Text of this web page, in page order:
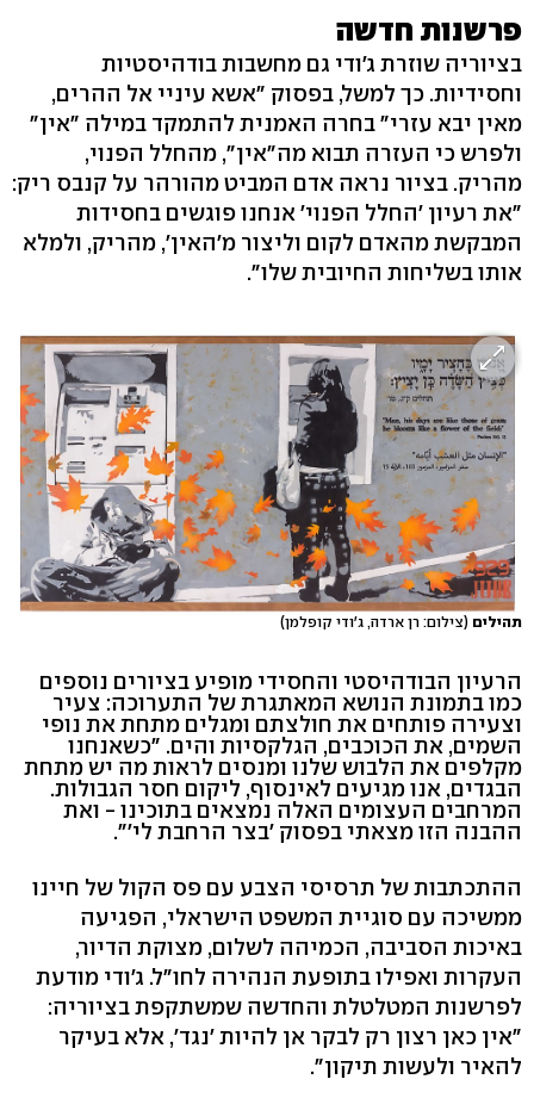
פרשנות חדשה
בציוריה שוזרת ג'ודי גם מחשבות בודהיסטיות
וחסידיות. כך למשל, בפסוק "אשא עיניי אל ההרים,
מאין יבא עזרי" בחרה האמנית להתמקד במילה "אין"
ולפרש כי העזרה תבוא מה"אין", מהחלל הפנוי,
מהריק. בציור נראה אדם המביט מהורהר על קנבס ריק:
"את רעיון 'החלל הפנוי' אנחנו פוגשים בחסידות
המבקשת מהאדם לקום וליצור מ'האין', מהריק, ולמלא
אותו בשליחות החיובית שלו".
תהילים (צילום: רן ארדה, ג'ודי קופלמן)
הרעיון הבודהיסטי והחסידי מופיע בציורים נוספים
כמו בתמונת הנושא המאתגרת של התערוכה: צעיר
וצעירה פותחים את חולצתם ומגלים מתחת את נופי
השמים, את הכוכבים, הגלקסיות והים. "כשאנחנו
מקלפים את הלבוש שלנו ומנסים לראות מה יש מתחת
הבגדים, אנו מגיעים לאינסוף, ליקום חסר הגבולות.
המרחבים העצומים האלה נמצאים בתוכינו - ואת
ההבנה הזו מצאתי בפסוק 'בצר הרחבת לי'".
ההתכתבות של תרסיסי הצבע עם פס הקול של חיינו
ממשיכה עם סוגיית המשפט הישראלי, הפגיעה
באיכות הסביבה, הכמיהה לשלום, מצוקת הדיור,
העקרות ואפילו בתופעת הנהירה לחו"ל. ג'ודי מודעת
לפרשנות המטלטלת והחדשה שמשתקפת בציוריה:
"אין כאן רצון רק לבקר אן להיות 'נגד', אלא בעיקר
להאיר ולעשות תיקון".